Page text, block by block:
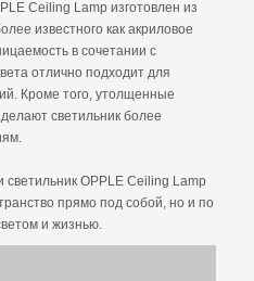
Ceiling Lamp изготовлен из
известного как акриловое
в сочетании с
отлично подходит для
Кроме того, утолщенные
светильник более
светильник OPPLE Ceiling Lamp
прямо под собой, но и по
и жизнью.